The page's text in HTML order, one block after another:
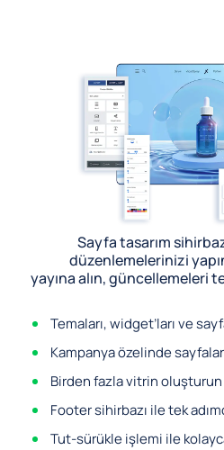
Sayfa tasarım
düzenlemelerinizi
yayına alın, güncellemeleri
Temaları, widget’ları ve
Kampanya özelinde
Birden fazla vitrin
Footer sihirbazı ile tek
Tut-sürükle işlemi ile